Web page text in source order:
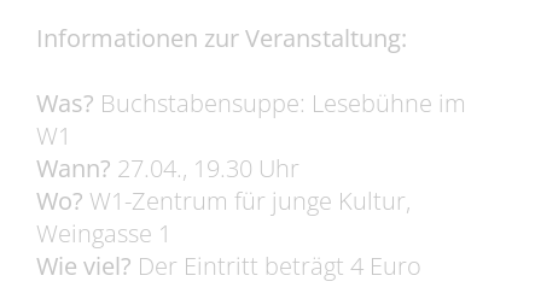
Informationen zur Veranstaltung:
Was? Buchstabensuppe: Lesebühne im
W1
Wann? 27.04., 19.30 Uhr
Wo? W1-Zentrum für junge Kultur,
Weingasse 1
Wie viel? Der Eintritt beträgt 4 Euro